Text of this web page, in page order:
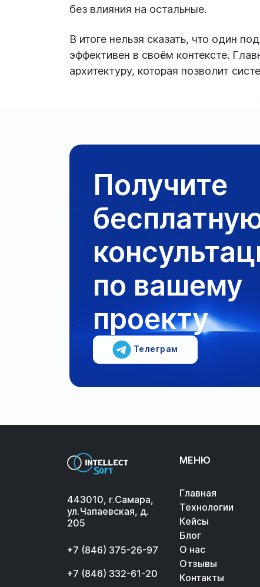
без влияния на остальные.
В итоге нельзя сказать, что один
эффективен в своём контексте.
архитектуру, которая позволит
Получите
по вашему
проекту
Телеграм
443010, г.Самара,
ул.Чапаевская, д.
205
+7 (846) 375-26-97
+7 (846) 332-61-20
МЕНЮ
Главная
Технологии
Кейсы
Блог
О нас
Отзывы
Контакты